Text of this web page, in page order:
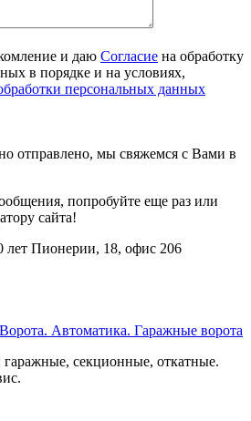
и даю Согласие на обработку
в порядке и на условиях,
персональных данных
отправлено, мы свяжемся с Вами в
попробуйте еще раз или
сайта!
лет Пионерии, 18, офис 206
Автоматика. Гаражные ворота
гаражные, секционные, откатные.